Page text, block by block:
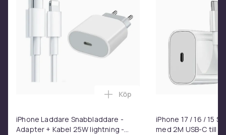
iPhone Laddare Snabbladdare -
Adapter + Kabel 25W lightning -
Lägg till iPhone Laddare
Köp
iPhone 17 / 16 / 15
med 2M USB-C till